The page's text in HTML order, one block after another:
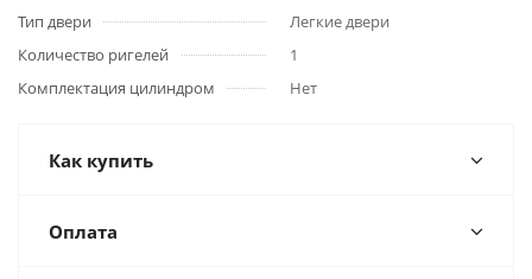
Тип двери
Легкие двери
Количество ригелей
1
Комплектация цилиндром
Нет
Как купить
Оплата